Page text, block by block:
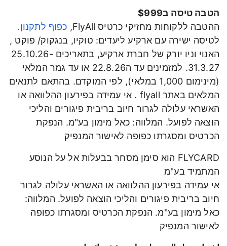
הטבה טיסה ב$999
ההטבה ללקוחות מחזיקי כרטיס FlyAll,
כפוף לתקנון.
לטיסה ישירה עם ארקיע ליעדים: טוקיו, בנגקוק/ פוקט ,
האנוי וניו יורק של חברת ארקיע, בתאריכים 25.10.26-
31.3.27. למזמינים עד ה22.8.26 או עד גמר המלאי
(מינימום 1,000 במלאי), לפי המוקדם. בהתאם לתנאים
המלאים באתר flyall . אי עמידה בפירעון ההלוואה או
האשראי עלולה לגרור חיוב בריבית פיגורים והליכי
הוצאה לפועל. המלווה: כאל מימון בע"מ. הנפקת
הכרטיס ומסגרתו כפופה לאישור המנפיק
FLYCARD הוא סימן מסחר בבעלות אל על הנוסע
המתמיד בע"מ
אי עמידה בפירעון ההלוואה או האשראי עלולה לגרור
חיוב בריבית פיגורים והליכי הוצאה לפועל. המלווה:
כאל מימון בע"מ. הנפקת הכרטיס ומסגרתו כפופה
לאישור המנפיק